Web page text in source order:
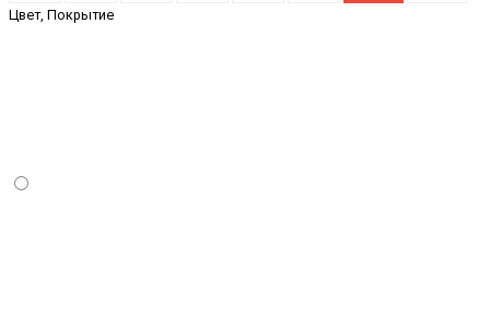
Цвет, Покрытие